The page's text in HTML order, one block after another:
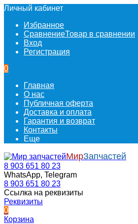
Личный кабинет
Избранное
СравнениеТовар в сравнении
Вход
Регистрация
0
Главная
О нас
Публичная оферта
Доставка и оплата
Гарантия и возврат
Контакты
Еще
МирЗапчастей
8 903 651 80 23
WhatsApp, Telegram
8 903 651 80 23
Ссылка на реквизиты
Реквизиты
0
Корзина